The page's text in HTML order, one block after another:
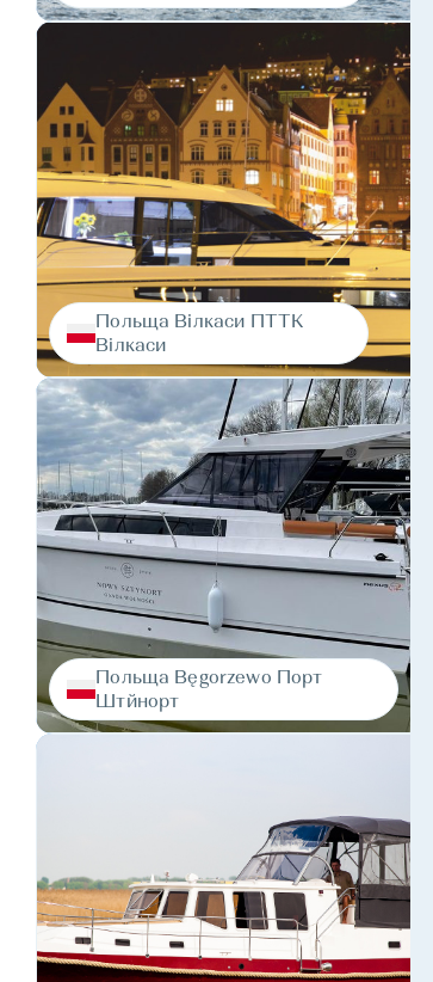
Польща Вілкаси ПТТК
Вілкаси
Польща Вęgorzewo Порт
Штйнорт